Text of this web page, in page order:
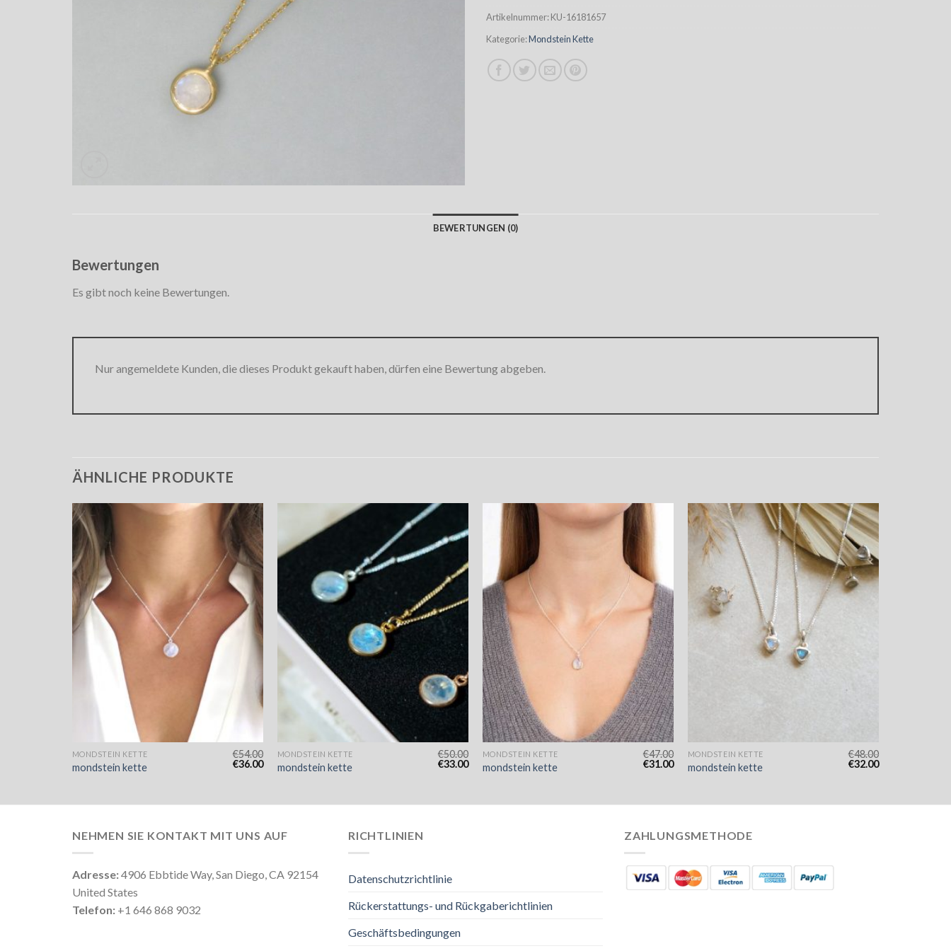
Artikelnummer:KU-16181657
Kategorie:Mondstein Kette
BEWERTUNGEN (0)
Bewertungen
Es gibt noch keine Bewertungen.
Nur angemeldete Kunden, die dieses Produkt gekauft haben, dürfen eine Bewertung abgeben.
ÄHNLICHE PRODUKTE
MONDSTEIN KETTE
mondstein kette
€54.00
€36.00
MONDSTEIN KETTE
mondstein kette
€50.00
€33.00
MONDSTEIN KETTE
mondstein kette
€47.00
€31.00
MONDSTEIN KETTE
mondstein kette
€48.00
€32.00
NEHMEN SIE KONTAKT MIT UNS AUF
Adresse:4906 Ebbtide Way, San Diego, CA 92154
United States
Telefon: +1 646 868 9032
RICHTLINIEN
Datenschutzrichtlinie
Rückerstattungs- und Rückgaberichtlinien
Geschäftsbedingungen
ZAHLUNGSMETHODE